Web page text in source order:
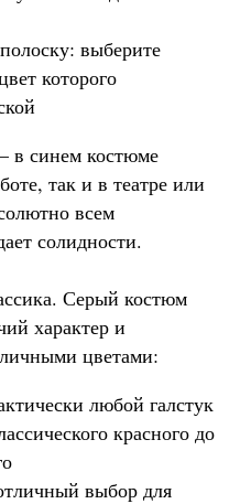
выберите
которого
в синем костюме
так и в театре или
всем
солидности.
Серый костюм
характер и
цветами:
любой галстук
красного до
выбор для